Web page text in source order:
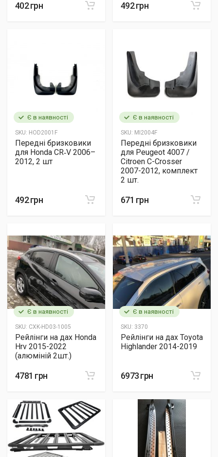
402 грн 492 грн
Є в наявності
SKU: HOD2001F
Передні бризковики
для Honda CR‑V 2006–
2012, 2 шт
492 грн
Є в наявності
SKU: MI2004F
Передні бризковики
для Peugeot 4007 /
Citroen C-Crosser
2007-2012, комплект
2 шт.
671 грн
Є в наявності
SKU: CXK-HD03-1005
Рейлінги на дах Honda
Hrv 2015-2022
(алюміній 2шт.)
4781 грн
Є в наявності
SKU: 3370
Рейлінги на дах Toyota
Highlander 2014-2019
6973 грн